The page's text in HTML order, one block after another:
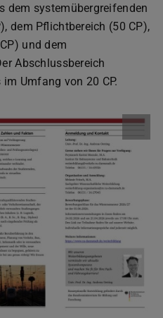
dem systemübergreifenden
dem Pflichtbereich (50 CP),
und dem
Abschlussbereich
Umfang von 20 CP.